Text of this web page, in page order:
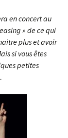
en concert au
» de ce qui
plus et avoir
si vous êtes
petites